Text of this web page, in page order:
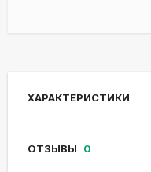
ХАРАКТЕРИСТИКИ
ОТЗЫВЫ 0